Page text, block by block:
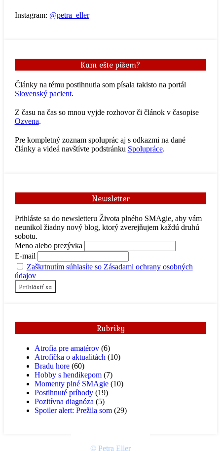
Instagram: @petra_eller
Kam ešte píšem?
Články na tému postihnutia som písala takisto na portál
Slovenský pacient.
Z času na čas so mnou vyjde rozhovor či článok v časopise
Ozvena.
Pre kompletný zoznam spoluprác aj s odkazmi na dané
články a videá navštívte podstránku Spolupráce.
Newsletter
Prihláste sa do newsletteru Života plného SMAgie, aby vám
neunikol žiadny nový blog, ktorý zverejňujem každú druhú
sobotu.
Meno alebo prezývka
E-mail
Zaškrtnutím súhlasíte so Zásadami ochrany osobných
údajov
Rubriky
Atrofia pre amatérov(6)
Atrofička o aktualitách (10)
Bradu hore(60)
Hobby s hendikepom(7)
Momenty plné SMAgie(10)
Postihnuté príhody(19)
Pozitívna diagnóza (5)
Spoiler alert: Prežila som(29)
© Petra Eller